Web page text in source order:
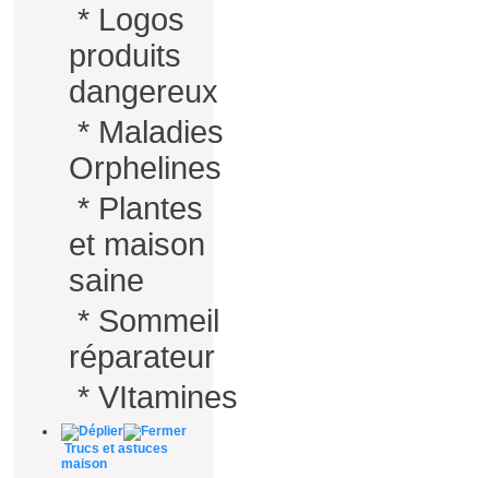
* Logos
produits
dangereux
* Maladies
Orphelines
* Plantes
et maison
saine
* Sommeil
réparateur
* VItamines
Trucs et astuces
maison